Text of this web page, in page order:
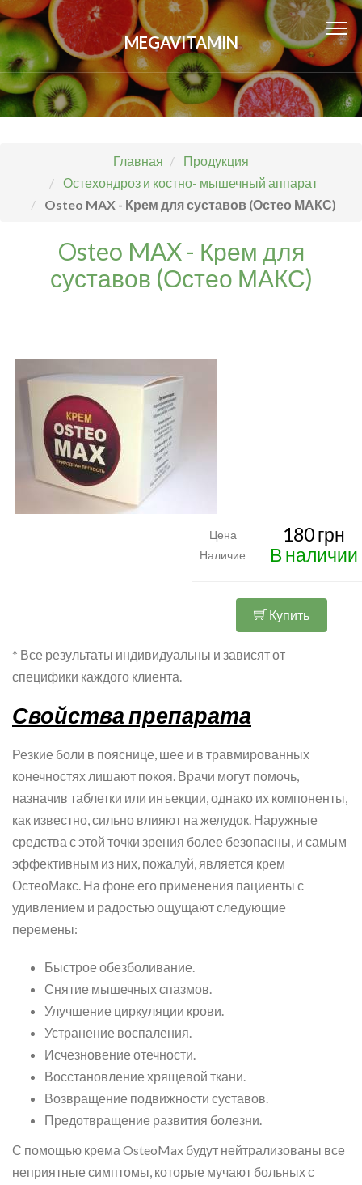
MEGAVITAMIN
Главная
Продукция
Остехондроз и костно- мышечный аппарат
Osteo MAX - Крем для суставов (Остео МАКС)
Osteo MAX - Крем для
суставов (Остео МАКС)
Цена 180 грн
Наличие В наличии
Купить
* Все результаты индивидуальны и зависят от
специфики каждого клиента.
Свойства препарата
Резкие боли в пояснице, шее и в травмированных
конечностях лишают покоя. Врачи могут помочь,
назначив таблетки или инъекции, однако их компоненты,
как известно, сильно влияют на желудок. Наружные
средства с этой точки зрения более безопасны, и самым
эффективным из них, пожалуй, является крем
ОстеоМакс. На фоне его применения пациенты с
удивлением и радостью ощущают следующие
перемены:
Быстрое обезболивание.
Снятие мышечных спазмов.
Улучшение циркуляции крови.
Устранение воспаления.
Исчезновение отечности.
Восстановление хрящевой ткани.
Возвращение подвижности суставов.
Предотвращение развития болезни.
С помощью крема OsteoMax будут нейтрализованы все
неприятные симптомы, которые мучают больных с